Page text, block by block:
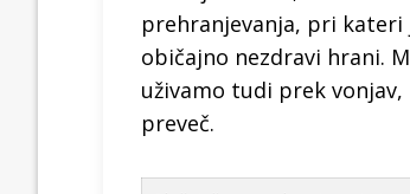
prehranjevanja, pri kateri
običajno nezdravi hrani.
uživamo tudi prek
preveč.